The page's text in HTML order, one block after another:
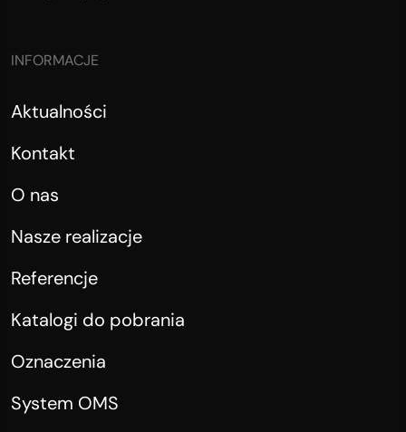
INFORMACJE
Aktualności
Kontakt
O nas
Nasze realizacje
Referencje
Katalogi do pobrania
Oznaczenia
System OMS